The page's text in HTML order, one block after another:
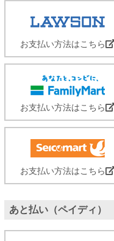
お支払い方法はこちら
お支払い方法はこちら
お支払い方法はこちら
あと払い（ペイディ）